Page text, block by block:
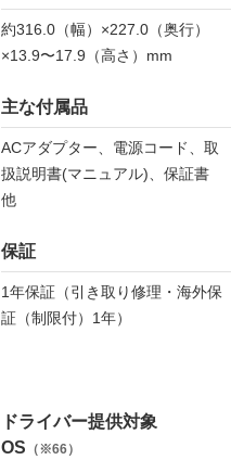
約316.0（幅）×227.0（奥行）
×13.9〜17.9（高さ）mm
主な付属品
ACアダプター、電源コード、取
扱説明書(マニュアル)、保証書
他
保証
1年保証（引き取り修理・海外保
証（制限付）1年）
ドライバー提供対象
OS （※66）